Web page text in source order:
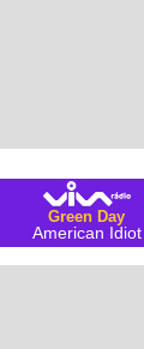
Green Day
American Idiot